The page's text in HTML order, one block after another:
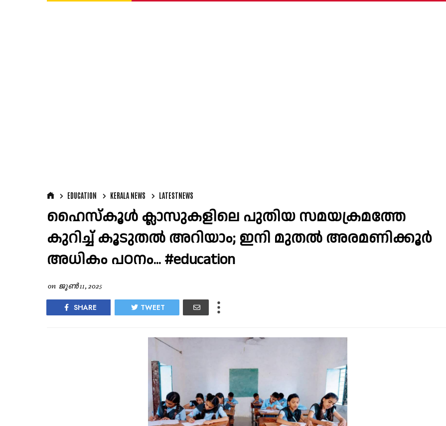
EDUCATION KERALA NEWS LATESTNEWS
ഹൈസ്കൂൾ ക്ലാസുകളിലെ പുതിയ സമയക്രമത്തേ
കുറിച്ച് കൂടുതൽ അറിയാം; ഇനി മുതൽ അരമണിക്കൂർ
അധികം പഠനം... #education
on ജൂൺ 11, 2025
SHARE TWEET